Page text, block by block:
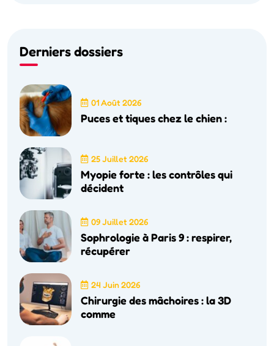
Derniers dossiers
01 Août 2026
Puces et tiques chez le chien :
25 Juillet 2026
Myopie forte : les contrôles qui
décident
09 Juillet 2026
Sophrologie à Paris 9 : respirer,
récupérer
24 Juin 2026
Chirurgie des mâchoires : la 3D
comme